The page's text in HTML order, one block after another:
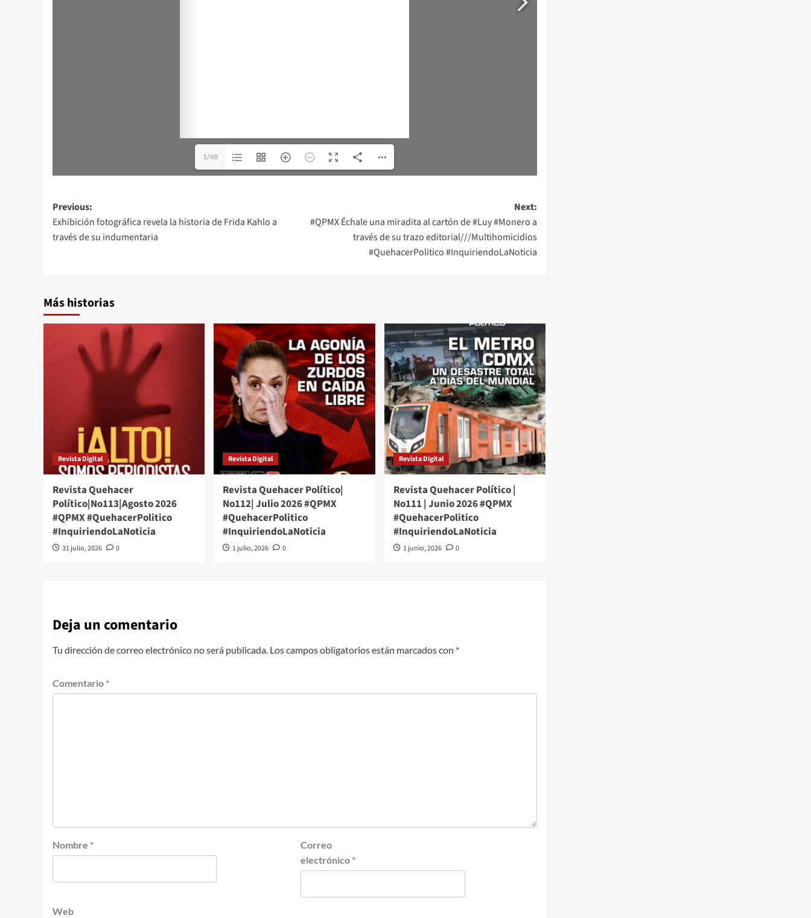
1/48
Post
navigation
Previous:
Exhibición fotográfica revela la historia de Frida Kahlo a
través de su indumentaria
Next:
#QPMX Échale una miradita al cartón de #Luy #Monero a
través de su trazo editorial///Multihomicidios
#QuehacerPolitico #InquiriendoLaNoticia
Más historias
Revista Digital
Revista Quehacer
Político|No113|Agosto 2026
#QPMX #QuehacerPolitico
#InquiriendoLaNoticia
31 julio, 2026 0
Revista Digital
Revista Quehacer Político|
No112| Julio 2026 #QPMX
#QuehacerPolitico
#InquiriendoLaNoticia
1 julio, 2026 0
Revista Digital
Revista Quehacer Político |
No111 | Junio 2026 #QPMX
#QuehacerPolitico
#InquiriendoLaNoticia
1 junio, 2026 0
Deja un comentario
Tu dirección de correo electrónico no será publicada. Los campos obligatorios están marcados con *
Comentario *
Nombre *
Correo
electrónico *
Web